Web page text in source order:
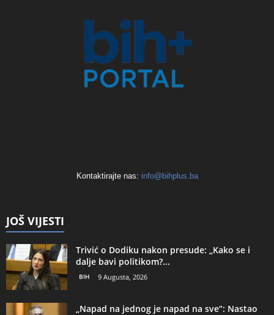
Kontaktirajte nas: info@bihplus.ba
JOŠ VIJESTI
Trivić o Dodiku nakon presude: „Kako se i
dalje bavi politikom?...
BIH 9 Augusta, 2026
„Napad na jednog je napad na sve“: Nastao